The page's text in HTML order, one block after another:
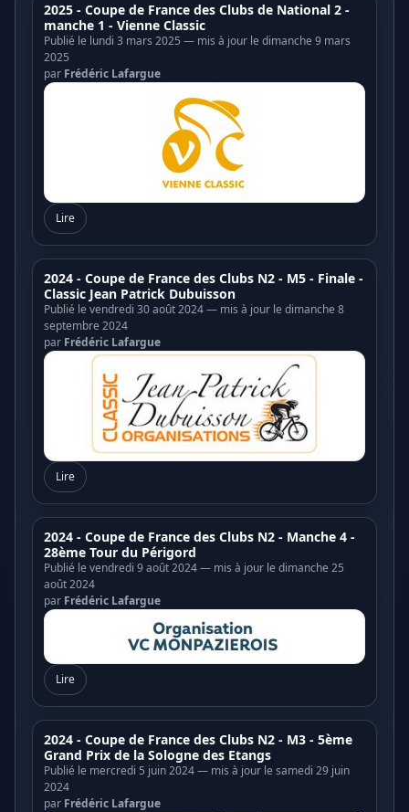
2025 - Coupe de France des Clubs de National 2 -
manche 1 - Vienne Classic
Publié le lundi 3 mars 2025 — mis à jour le dimanche 9 mars
2025
par Frédéric Lafargue
Lire
2024 - Coupe de France des Clubs N2 - M5 - Finale -
Classic Jean Patrick Dubuisson
Publié le vendredi 30 août 2024 — mis à jour le dimanche 8
septembre 2024
par Frédéric Lafargue
Lire
2024 - Coupe de France des Clubs N2 - Manche 4 -
28ème Tour du Périgord
Publié le vendredi 9 août 2024 — mis à jour le dimanche 25
août 2024
par Frédéric Lafargue
Lire
2024 - Coupe de France des Clubs N2 - M3 - 5ème
Grand Prix de la Sologne des Etangs
Publié le mercredi 5 juin 2024 — mis à jour le samedi 29 juin
2024
par Frédéric Lafargue